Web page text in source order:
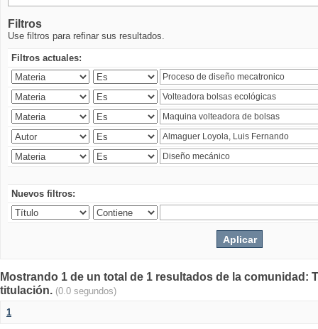
Filtros
Use filtros para refinar sus resultados.
Filtros actuales:
Nuevos filtros:
Mostrando 1 de un total de 1 resultados de la comunidad:
titulación. (0.0 segundos)
1